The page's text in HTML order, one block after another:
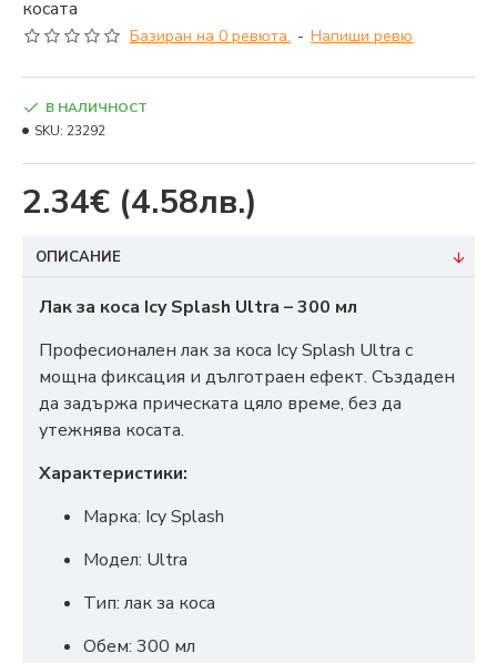
Базиран на 0 ревюта. - Напиши ревю
2.34€ (4.58лв.)
В НАЛИЧНОСТ
SKU: 23292
ОПИСАНИЕ
Лак за коса Icy Splash Ultra – 300 мл
Професионален лак за коса Icy Splash Ultra с
мощна фиксация и дълготраен ефект. Създаден
да задържа прическата цяло време, без да
утежнява косата.
Характеристики:
Марка: Icy Splash
Модел: Ultra
Тип: лак за коса
Обем: 300 мл